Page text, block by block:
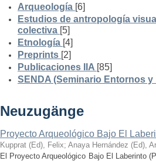
Arqueología [6]
Estudios de antropología
colectiva [5]
Etnología [4]
Preprints [2]
Publicaciones IIA [85]
SENDA (Seminario Entornos
Neuzugänge
Proyecto Arqueológico Bajo El
Kupprat (Ed), Felix; Anaya Hernández (Ed),
El Proyecto Arqueológico Bajo El Laberinto